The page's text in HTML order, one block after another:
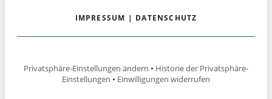
IMPRESSUM | DATENSCHUTZ
Privatsphäre-Einstellungen ändern • Historie der Privatsphäre-
Einstellungen • Einwilligungen widerrufen